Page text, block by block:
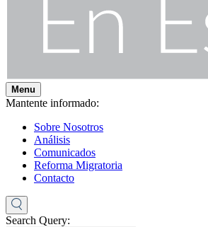
Menu
Mantente informado:
Sobre Nosotros
Análisis
Comunicados
Reforma Migratoria
Contacto
Search Query: